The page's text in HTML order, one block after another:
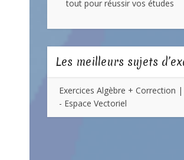
tout pour réussir vos études
Les meilleurs sujets
Exercices Algèbre + Correction
- Espace Vectoriel